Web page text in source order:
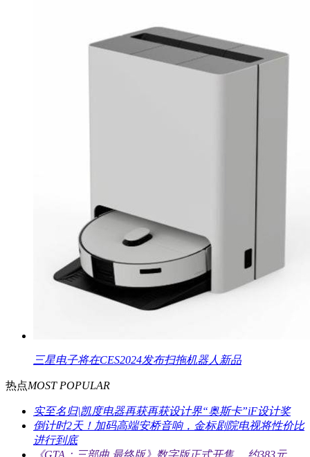
三星电子将在CES2024发布扫拖机器人新品
热点MOST POPULAR
实至名归|凯度电器再获再获设计界“奥斯卡”iF设计奖
倒计时2天！加码高端安桥音响，金标剧院电视将性价比
进行到底